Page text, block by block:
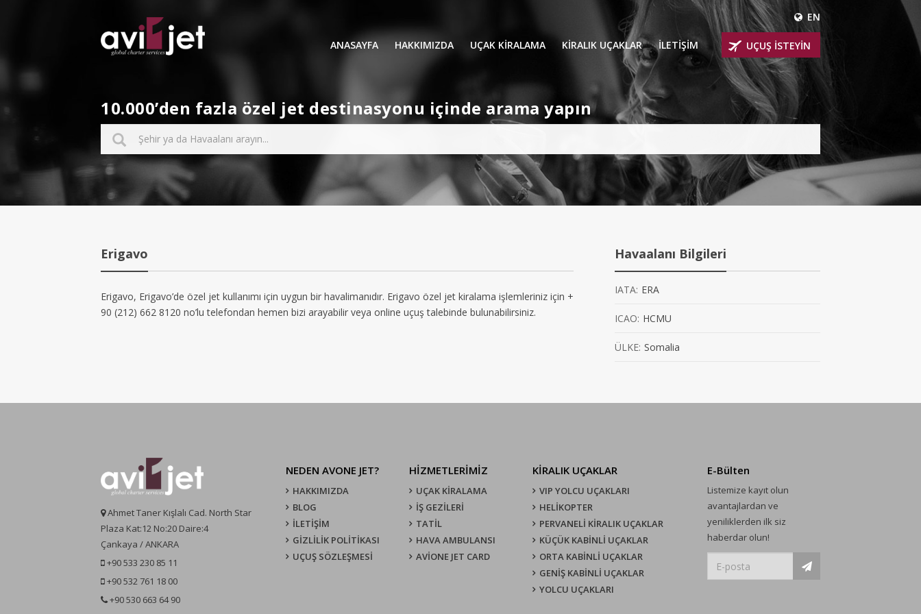
EN
ANASAYFA HAKKIMIZDA UÇAK KİRALAMA
İŞ GEZİLERİ TATİL
AVİONE JET CARD
KIRALIK UÇAKLAR
VIP YOLCU UÇAKLARI
HELİKOPTER
KÜÇÜK KABİNLİ UÇAKLAR
ORTA KABİNLİ UÇAKLAR
YOLCU UÇAKLARI
İLETİŞİM UÇUŞ İSTEYİN
10.000’den fazla özel jet destinasyonu içinde arama yapın
Erigavo
Erigavo, Erigavo’de özel jet kullanımı için uygun bir havalimanıdır. Erigavo özel jet kiralama işlemleriniz için +
90 (212) 662 8120 no’lu telefondan hemen bizi arayabilir veya online uçuş talebinde bulunabilirsiniz.
Havaalanı Bilgileri
IATA: ERA
ICAO: HCMU
ÜLKE: Somalia
Ahmet Taner Kışlalı Cad. North Star
Plaza Kat:12 No:20 Daire:4
Çankaya / ANKARA
+90 533 230 85 11
+90 532 761 18 00
+90 530 663 64 90
NEDEN AVONE JET?
HAKKIMIZDA
BLOG
İLETİŞİM
GİZLİLİK POLİTİKASI
UÇUŞ SÖZLEŞMESI
HİZMETLERİMİZ
UÇAK KIRALAMA
İŞ GEZİLERİ
TATİL
HAVA AMBULANSI
AVİONE JET CARD
KIRALIK UÇAKLAR
VIP YOLCU UÇAKLARI
HELİKOPTER
PERVANELİ KİRALIK UÇAKLAR
KÜÇÜK KABİNLİ UÇAKLAR
ORTA KABİNLİ UÇAKLAR
GENİŞ KABİNLİ UÇAKLAR
YOLCU UÇAKLARI
E-Bülten
Listemize kayıt olun
avantajlardan ve
yeniliklerden ilk siz
haberdar olun!